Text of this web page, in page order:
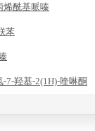
烯酰基哌嗪
苯
-7-羟基-2(1H)-喹啉酮